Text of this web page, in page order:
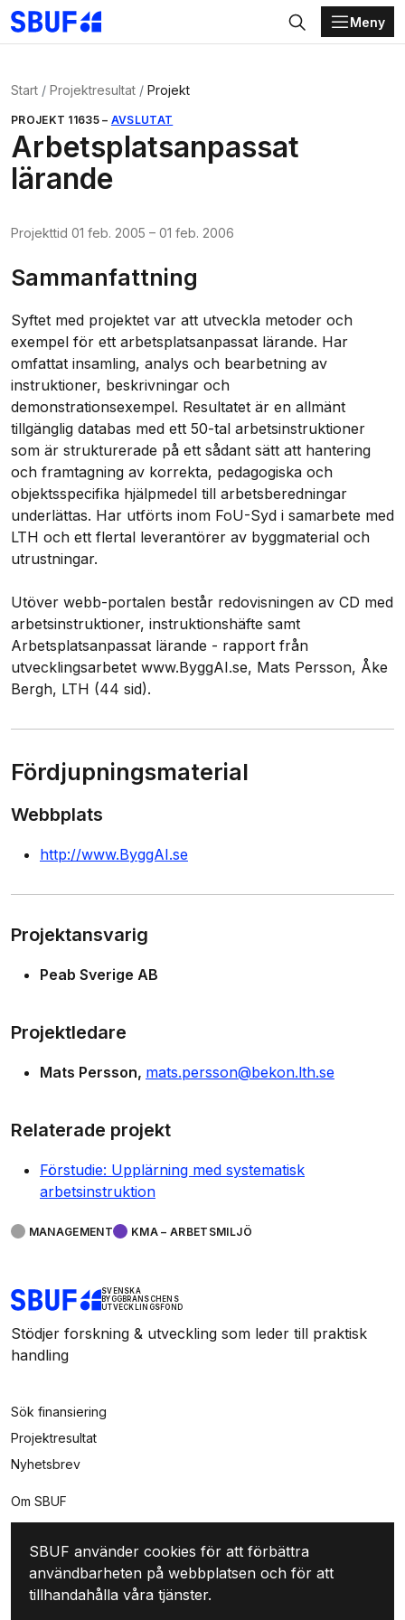
Gå direkt till huvudinnehållet
Sök
Meny
Start Projektresultat Projekt
PROJEKT 11635 – AVSLUTAT
Arbetsplatsanpassat
lärande
Projekttid 01 feb. 2005 – 01 feb. 2006
Sammanfattning
Syftet med projektet var att utveckla metoder och
exempel för ett arbetsplatsanpassat lärande. Har
omfattat insamling, analys och bearbetning av
instruktioner, beskrivningar och
demonstrationsexempel. Resultatet är en allmänt
tillgänglig databas med ett 50-tal arbetsinstruktioner
som är strukturerade på ett sådant sätt att hantering
och framtagning av korrekta, pedagogiska och
objektsspecifika hjälpmedel till arbetsberedningar
underlättas. Har utförts inom FoU-Syd i samarbete med
LTH och ett flertal leverantörer av byggmaterial och
utrustningar.
Utöver webb-portalen består redovisningen av CD med
arbetsinstruktioner, instruktionshäfte samt
Arbetsplatsanpassat lärande - rapport från
utvecklingsarbetet www.ByggAI.se, Mats Persson, Åke
Bergh, LTH (44 sid).
Fördjupningsmaterial
Webbplats
http://www.ByggAI.se
Projektansvarig
Peab Sverige AB
Projektledare
Mats Persson mats.persson@bekon.lth.se
Relaterade projekt
Förstudie: Upplärning med systematisk
arbetsinstruktion
MANAGEMENT KMA – ARBETSMILJÖ
SVENSKA
BYGGBRANSCHENS
UTVECKLINGSFOND
Stödjer forskning & utveckling som leder till praktisk
handling
Sök finansiering
Projektresultat
Nyhetsbrev
Om SBUF
Kontakt
Integritet
Mina sidor
SBUF använder cookies för att förbättra
användbarheten på webbplatsen och för att
tillhandahålla våra tjänster.